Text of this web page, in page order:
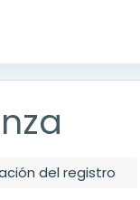
del registro